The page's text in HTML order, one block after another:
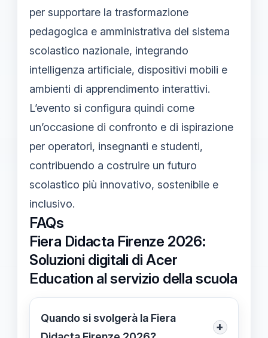
per supportare la trasformazione
pedagogica e amministrativa del sistema
scolastico nazionale, integrando
intelligenza artificiale, dispositivi mobili e
ambienti di ap­prendimento interattivi.
L’evento si configura quindi come
un’occasione di confronto e di ispirazione
per operatori, insegnanti e studenti,
contribuendo a costruire un futuro
scolastico più innovativo, sostenibile e
inclusivo.
FAQs
Fiera Didacta Firenze 2026:
Soluzioni digitali di Acer
Education al servizio della scuola
Quando si svolgerà la Fiera
+